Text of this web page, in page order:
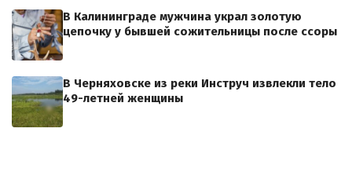
В Калининграде мужчина украл золотую
цепочку у бывшей сожительницы после ссоры
В Черняховске из реки Инструч извлекли тело
49-летней женщины